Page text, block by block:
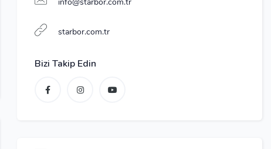
starbor.com.tr
Bizi Takip Edin